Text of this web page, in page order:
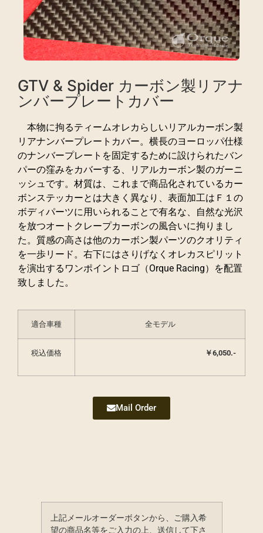
GTV & Spider カーボン製リアナ
ンバープレートカバー
本物に拘るティームオレカらしいリアルカーボン製
リアナンバープレートカバー。横長のヨーロッパ仕様
のナンバープレートを固定するために設けられたバン
パーの窪みをカバーする、リアルカーボン製のガーニ
ッシュです。材質は、これまで商品化されているカー
ボンステッカーとは大きく異なり、表面加工はＦ１の
ボディパーツに用いられることで有名な、自然な光沢
を放つオートクレープカーボンの風合いに拘りまし
た。質感の高さは他のカーボン製パーツのクオリティ
を一歩リード。右下にはさりげなくオレカスピリット
を演出するワンポイントロゴ（Orque Racing）を配置
致しました。
適合車種 全モデル
税込価格 ￥6,050.-
Mail Order
上記メールオーダーボタンから、ご購入希
望の商品名等をご入力の上、送信して下さ